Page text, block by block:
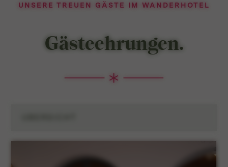
UNSERE TREUEN GÄSTE IM WANDERHOTEL
Gästeehrungen.